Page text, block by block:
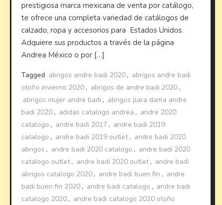
prestigiosa marca mexicana de venta por catálogo,
te ofrece una completa variedad de catálogos de
calzado, ropa y accesorios para Estados Unidos.
Adquiere sus productos a través de la página
Andrea México o por […]
Tagged abrigos andre badi 2020 , abrigos andre badi
otoño invierno 2020 , abrigos de andre badi 2020 ,
abrigos mujer andre badi , abrigos para dama andre
badi 2020 , adidas catalogo andrea , andre 2020
catalogo , andre badi 2017 , andre badi 2019
catalogo , andre badi 2019 outlet, andre badi 2020
abrigos , andre badi 2020 catalogo , andre badi 2020
catalogo outlet, andre badi 2020 outlet, andre badi
abrigos catalogo 2020 , andre badi buen fin , andre
badi buen fin 2020 , andre badi catalogo , andre badi
catalogo 2020 , andre badi catalogo 2020 otoño